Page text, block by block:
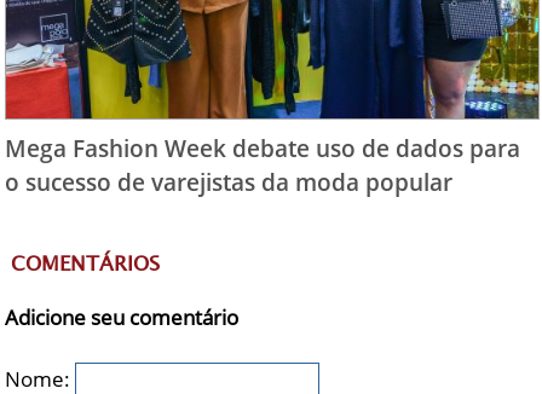
Mega Fashion Week debate uso de dados para
o sucesso de varejistas da moda popular
COMENTÁRIOS
Adicione seu comentário
Nome: